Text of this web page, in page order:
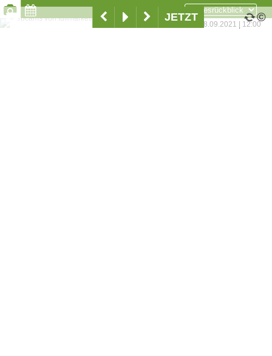
08.09.2021 12:00
JETZT ©